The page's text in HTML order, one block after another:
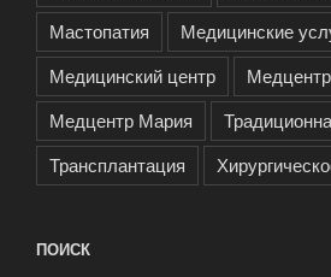
Мастопатия
Медицинские
Медицинский центр
Медцентр
Медцентр Мария
Трансплантация
ПОИСК